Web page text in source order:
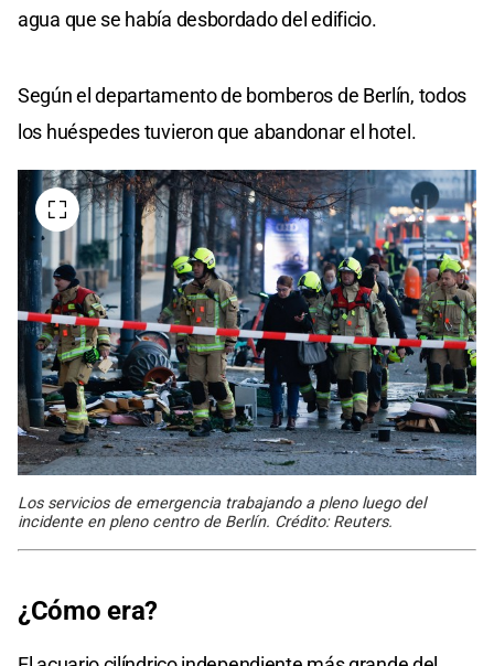
agua que se había desbordado del edificio.
Según el departamento de bomberos de Berlín, todos
los huéspedes tuvieron que abandonar el hotel.
Los servicios de emergencia trabajando a pleno luego del
incidente en pleno centro de Berlín. Crédito: Reuters.
¿Cómo era?